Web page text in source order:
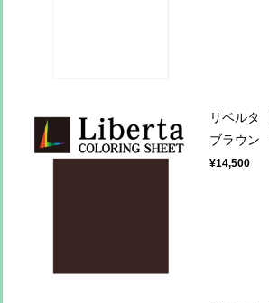
リベル
ブラウン
¥14,500